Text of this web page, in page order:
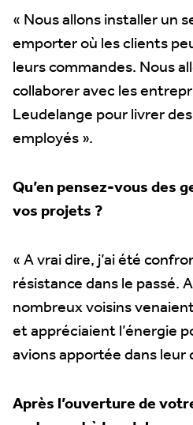
« Nous allons installer un
emporter où les clients
leurs commandes. Nous
collaborer avec les
Leudelange pour livrer
employés ».
Qu’en pensez-vous des
vos projets ?
« A vrai dire, j’ai été
résistance dans le passé.
nombreux voisins
et appréciaient l’énergie
avions apportée dans leur
Après l’ouverture de